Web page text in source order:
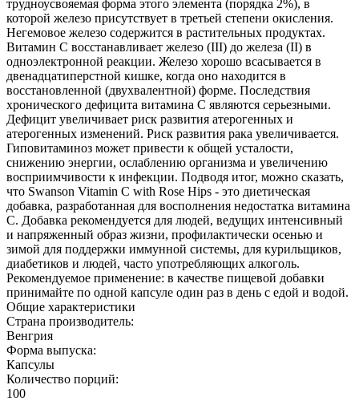
трудноусвояемая форма этого элемента (порядка 2%), в
которой железо присутствует в третьей степени окисления.
Негемовое железо содержится в растительных продуктах.
Витамин С восстанавливает железо (III) до железа (II) в
одноэлектронной реакции. Железо хорошо всасывается в
двенадцатиперстной кишке, когда оно находится в
восстановленной (двухвалентной) форме. Последствия
хронического дефицита витамина С являются серьезными.
Дефицит увеличивает риск развития атерогенных и
атерогенных изменений. Риск развития рака увеличивается.
Гиповитаминоз может привести к общей усталости,
снижению энергии, ослаблению организма и увеличению
восприимчивости к инфекции. Подводя итог, можно сказать,
что Swanson Vitamin C with Rose Hips - это диетическая
добавка, разработанная для восполнения недостатка витамина
C. Добавка рекомендуется для людей, ведущих интенсивный
и напряженный образ жизни, профилактически осенью и
зимой для поддержки иммунной системы, для курильщиков,
диабетиков и людей, часто употребляющих алкоголь.
Рекомендуемое применение: в качестве пищевой добавки
принимайте по одной капсуле один раз в день с едой и водой.
Общие характеристики
Страна производитель:
Венгрия
Форма выпуска:
Капсулы
Количество порций:
100